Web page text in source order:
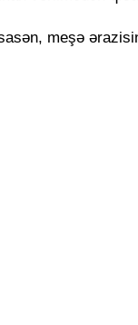
meşə